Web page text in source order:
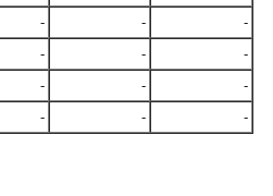
- -
-
- -
-
- -
-
- - -